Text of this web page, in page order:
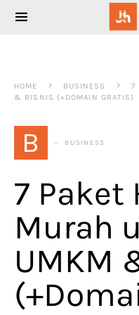
SEARCH FOR:
HOME BUSINESS
7
& BISNIS (+DOMAIN GRATIS)
B BUSINESS
7 Paket
Murah
UMKM